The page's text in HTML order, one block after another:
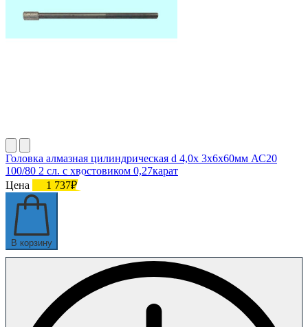
Головка алмазная цилиндрическая d 4,0х 3х6х60мм АС20
100/80 2 сл. с хвостовиком 0,27карат
Цена
1 737₽
В корзину